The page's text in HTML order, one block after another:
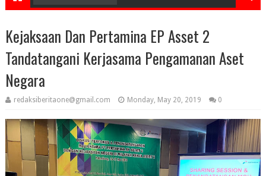
Kejaksaan Dan Pertamina EP Asset 2
Tandatangani Kerjasama Pengamanan Aset
Negara
redaksiberitaone@gmail.com Monday, May 20, 2019 0